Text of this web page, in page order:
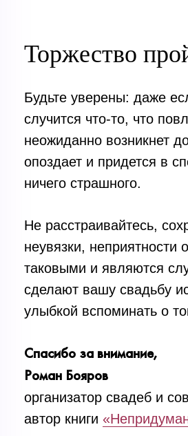
Торжество
Будьте уверены: даже
случится что-то, что
неожиданно возникнет
опоздает и придется в
ничего страшного.
Не расстраивайтесь,
неувязки,
таковыми и являются
сделают вашу свадьбу
улыбкой вспоминать о
Спасибо за внимание,
Роман Бояров
организатор свадеб и
автор книги